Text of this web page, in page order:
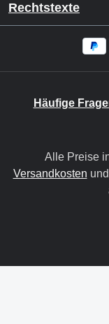
Rechtstexte
Häufige
Alle Preise
Versandkosten